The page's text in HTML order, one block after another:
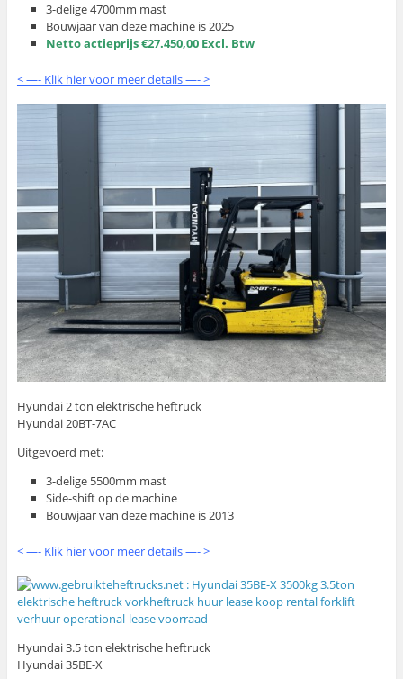
3-delige 4700mm mast
Bouwjaar van deze machine is 2025
Netto actieprijs €27.450,00 Excl. Btw
< —- Klik hier voor meer details —- >
Hyundai 2 ton elektrische heftruck
Hyundai 20BT-7AC
Uitgevoerd met:
3-delige 5500mm mast
Side-shift op de machine
Bouwjaar van deze machine is 2013
< —- Klik hier voor meer details —- >
Hyundai 3.5 ton elektrische heftruck
Hyundai 35BE-X